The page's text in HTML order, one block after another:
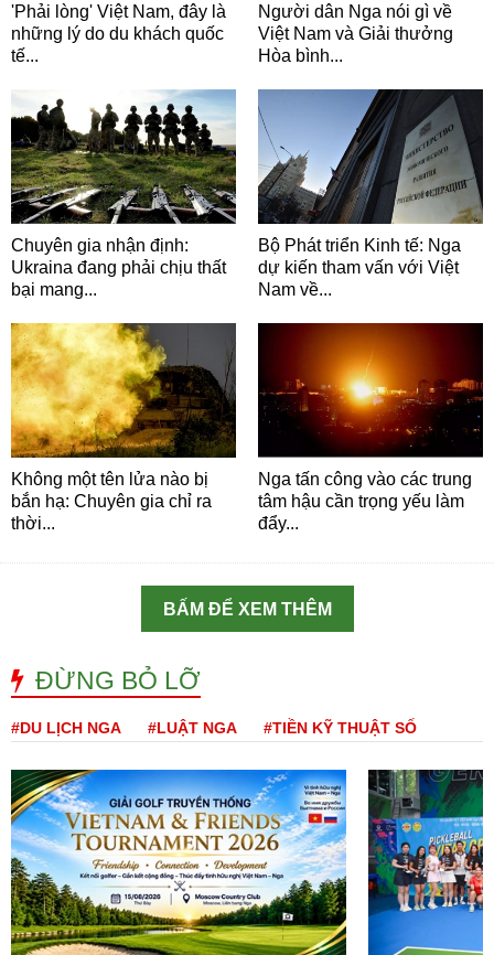
'Phải lòng' Việt Nam, đây là
những lý do du khách quốc
tế...
Người dân Nga nói gì về
Việt Nam và Giải thưởng
Hòa bình...
Chuyên gia nhận định:
Ukraina đang phải chịu thất
bại mang...
Bộ Phát triển Kinh tế: Nga
dự kiến tham vấn với Việt
Nam về...
Không một tên lửa nào bị
bắn hạ: Chuyên gia chỉ ra
thời...
Nga tấn công vào các trung
tâm hậu cần trọng yếu làm
đẩy...
BẤM ĐỂ XEM THÊM
ĐỪNG BỎ LỠ
#DU LỊCH NGA #LUẬT NGA #TIỀN KỸ THUẬT SỐ